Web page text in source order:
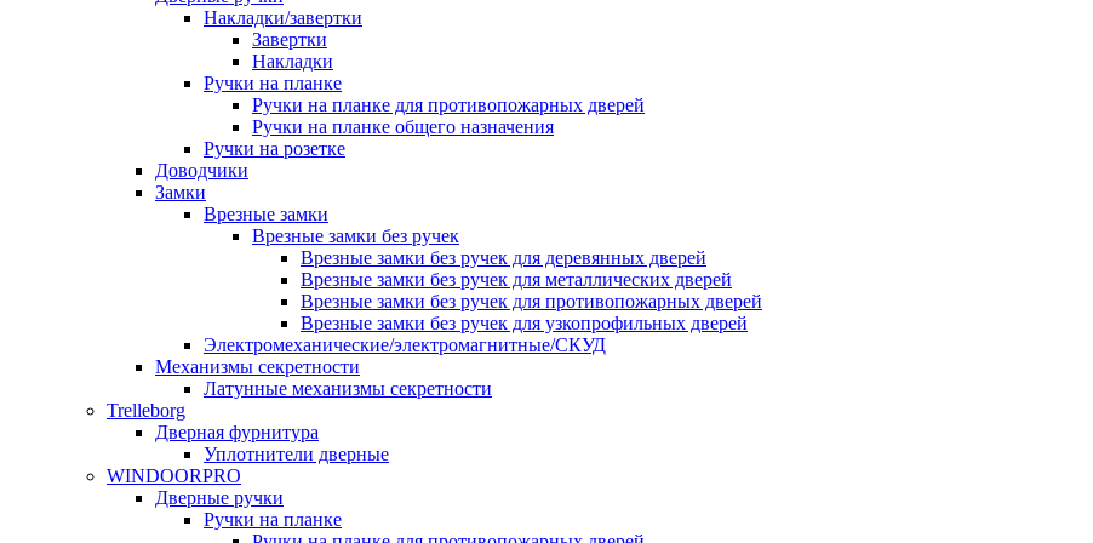
Накладки/завертки
Завертки
Накладки
Ручки на планке
Ручки на планке для противопожарных дверей
Ручки на планке общего назначения
Ручки на розетке
Доводчики
Замки
Врезные замки
Врезные замки без ручек
Врезные замки без ручек для деревянных дверей
Врезные замки без ручек для металлических дверей
Врезные замки без ручек для противопожарных дверей
Врезные замки без ручек для узкопрофильных дверей
Электромеханические/электромагнитные/СКУД
Механизмы секретности
Латунные механизмы секретности
Trelleborg
Дверная фурнитура
Уплотнители дверные
WINDOORPRO
Дверные ручки
Ручки на планке